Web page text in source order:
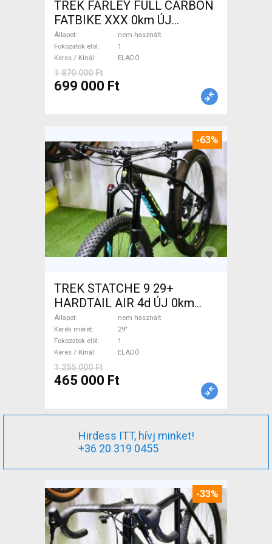
TREK FARLEY FULL CARBON
FATBIKE XXX 0km ÚJ
WAMPA CF Fatbike nem
használt ELADÓ
Állapot
nem használt
Fokozatok elöl
1
Keres / Kínál
ELADÓ
1 870 000 Ft
699 000 Ft
-63%
TREK STATCHE 9 29+
HARDTAIL AIR 4d ÚJ 0km
M/L Mountain Bike 29" elöl
teleszkópos nem használt
ELADÓ
Állapot
nem használt
Kerék méret
29"
Fokozatok elöl
1
Keres / Kínál
ELADÓ
1 255 000 Ft
465 000 Ft
Hirdess ITT, hívj minket!
+36 20 319 0455
-33%